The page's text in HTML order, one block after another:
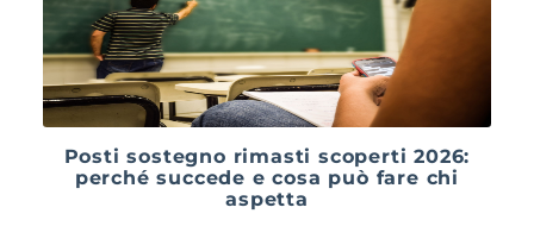
Posti sostegno rimasti scoperti 2026:
perché succede e cosa può fare chi
aspetta